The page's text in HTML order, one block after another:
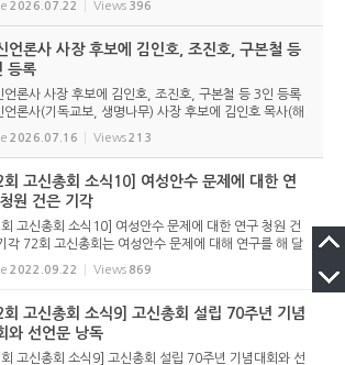
. 6월 9일 경남마산노회의 추천을 받아 입후보했던 강영
2026.07.22 Views 396
언론사 사장 후보에 김인호, 조진호, 구본철 등
등록
언론사 사장 후보에 김인호, 조진호, 구본철 등 3인 등록
언론사(기독교보, 생명나무) 사장 후보에 김인호 목사(해
교회), 조진호 장로(소망교회), 구본철 장로(남서울교회)
록했다. 당초 김희종 목사(유호교회)도 거론되었으나 최
2026.07.16 Views213
회 고신총회 소식10] 여성안수 문제에 대한 연
원 건은 기각
회 고신총회 소식10] 여성안수 문제에 대한 연구 청원 건
각 72회 고신총회는 여성안수 문제에 대해 연구를 해 달
청원에 대해 기각하기로 했다. 총회 미래정책위원회는 여
수에 대한 각각의 성경적 근거에 대해 연구해 달라고 청
2022.09.22 Views 869
회 고신총회 소식9] 고신총회 설립 70주년 기념
와 선언문 낭독
회 고신총회 소식9] 고신총회 설립 70주년 기념대회와 선